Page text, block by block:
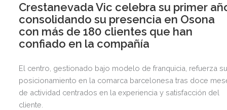
Crestanevada Vic celebra su primer
consolidando su presencia en Osona
con más de 180 clientes que han
confiado en la compañía
El centro, gestionado bajo modelo de franquicia, refuerza
posicionamiento en la comarca barcelonesa tras doce
de actividad centrados en la experiencia y satisfacción del
cliente.